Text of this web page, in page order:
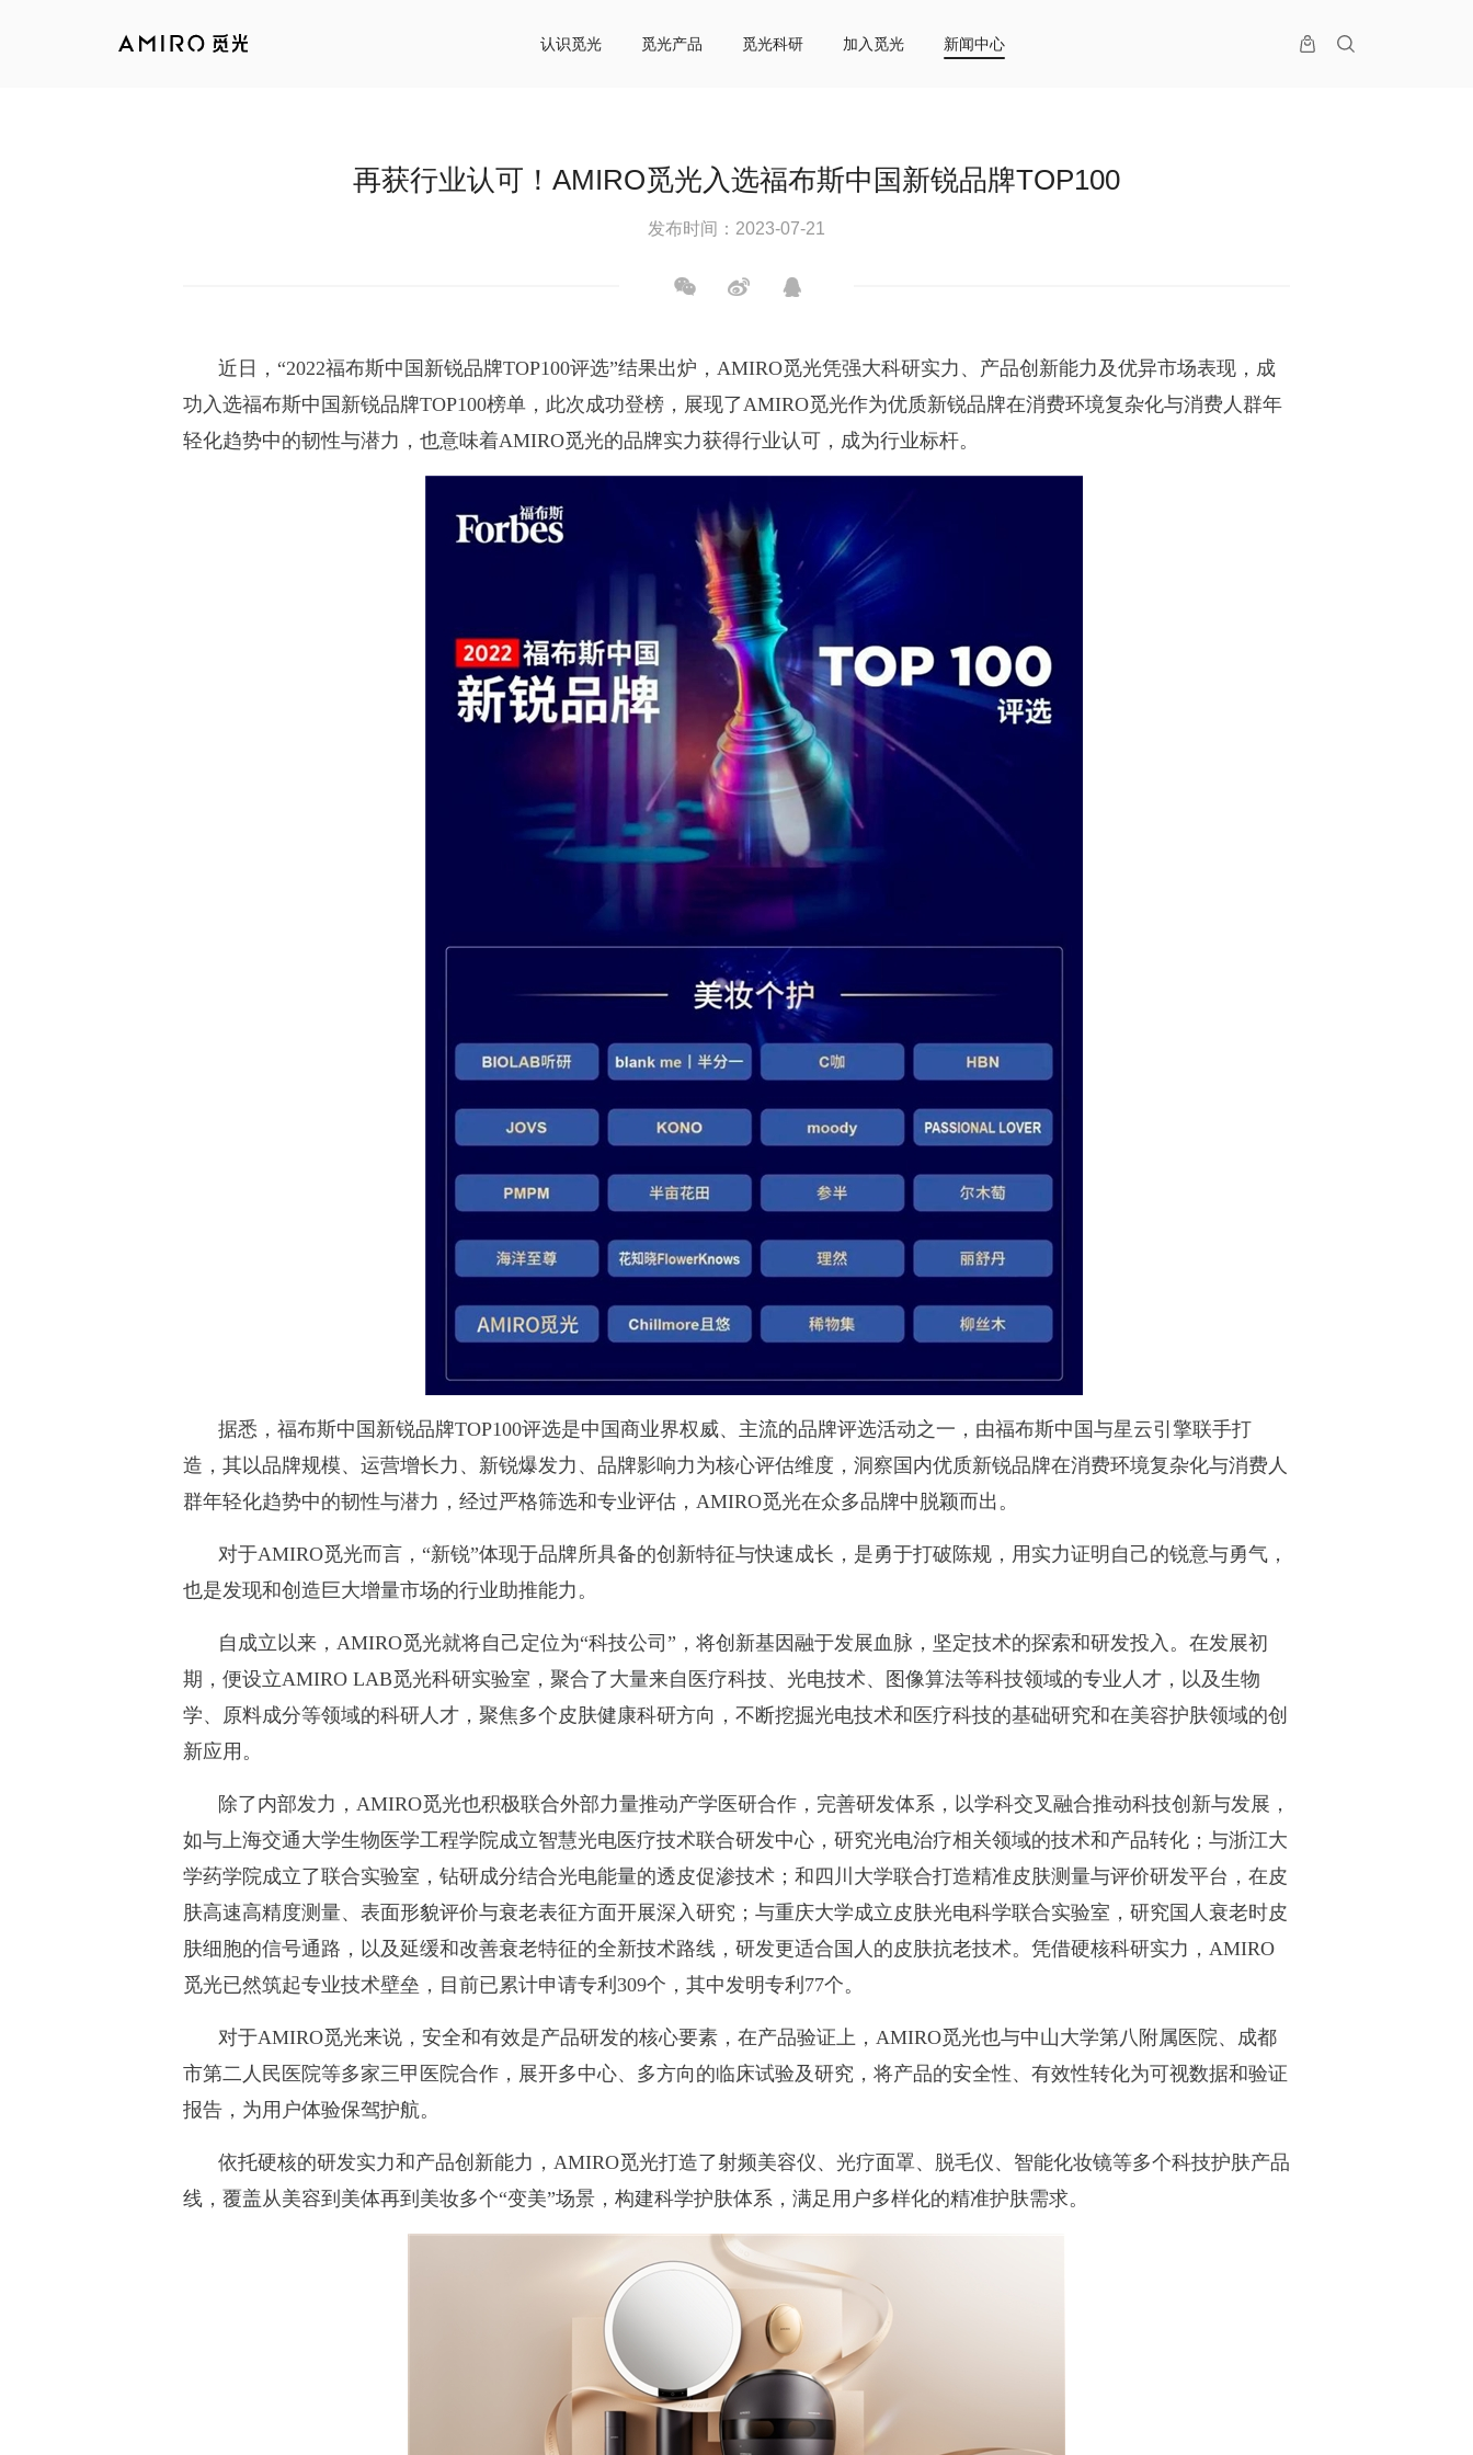
认识觅光 觅光产品 觅光科研 加入觅光 新闻中心
再获行业认可！AMIRO觅光入选福布斯中国新锐品牌TOP100
发布时间：2023-07-21
近日，“2022福布斯中国新锐品牌TOP100评选”结果出炉，AMIRO觅光凭强大科研实力、产品创新能力及优异市场表现，成
功入选福布斯中国新锐品牌TOP100榜单，此次成功登榜，展现了AMIRO觅光作为优质新锐品牌在消费环境复杂化与消费人群年
轻化趋势中的韧性与潜力，也意味着AMIRO觅光的品牌实力获得行业认可，成为行业标杆。
据悉，福布斯中国新锐品牌TOP100评选是中国商业界权威、主流的品牌评选活动之一，由福布斯中国与星云引擎联手打
造，其以品牌规模、运营增长力、新锐爆发力、品牌影响力为核心评估维度，洞察国内优质新锐品牌在消费环境复杂化与消费人
群年轻化趋势中的韧性与潜力，经过严格筛选和专业评估，AMIRO觅光在众多品牌中脱颖而出。
对于AMIRO觅光而言，“新锐”体现于品牌所具备的创新特征与快速成长，是勇于打破陈规，用实力证明自己的锐意与勇气，
也是发现和创造巨大增量市场的行业助推能力。
自成立以来，AMIRO觅光就将自己定位为“科技公司”，将创新基因融于发展血脉，坚定技术的探索和研发投入。在发展初
期，便设立AMIRO LAB觅光科研实验室，聚合了大量来自医疗科技、光电技术、图像算法等科技领域的专业人才，以及生物
学、原料成分等领域的科研人才，聚焦多个皮肤健康科研方向，不断挖掘光电技术和医疗科技的基础研究和在美容护肤领域的创
新应用。
除了内部发力，AMIRO觅光也积极联合外部力量推动产学医研合作，完善研发体系，以学科交叉融合推动科技创新与发展，
如与上海交通大学生物医学工程学院成立智慧光电医疗技术联合研发中心，研究光电治疗相关领域的技术和产品转化；与浙江大
学药学院成立了联合实验室，钻研成分结合光电能量的透皮促渗技术；和四川大学联合打造精准皮肤测量与评价研发平台，在皮
肤高速高精度测量、表面形貌评价与衰老表征方面开展深入研究；与重庆大学成立皮肤光电科学联合实验室，研究国人衰老时皮
肤细胞的信号通路，以及延缓和改善衰老特征的全新技术路线，研发更适合国人的皮肤抗老技术。凭借硬核科研实力，AMIRO
觅光已然筑起专业技术壁垒，目前已累计申请专利309个，其中发明专利77个。
对于AMIRO觅光来说，安全和有效是产品研发的核心要素，在产品验证上，AMIRO觅光也与中山大学第八附属医院、成都
市第二人民医院等多家三甲医院合作，展开多中心、多方向的临床试验及研究，将产品的安全性、有效性转化为可视数据和验证
报告，为用户体验保驾护航。
依托硬核的研发实力和产品创新能力，AMIRO觅光打造了射频美容仪、光疗面罩、脱毛仪、智能化妆镜等多个科技护肤产品
线，覆盖从美容到美体再到美妆多个“变美”场景，构建科学护肤体系，满足用户多样化的精准护肤需求。